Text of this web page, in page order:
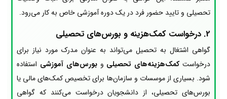
تحصیلی و تایید حضور فرد در یک دوره آموزشی خاص به کار می‌رود.
2. درخواست کمک‌هزینه و بورس‌های تحصیلی
گواهی اشتغال به تحصیل می‌تواند به عنوان مدرک مورد نیاز برای
درخواستکمک‌هزینه‌های تحصیلی وبورس‌های آموزشی استفاده
شود. بسیاری از موسسات و سازمان‌ها برای تخصیص کمک‌های مالی یا
بورس‌های تحصیلی، از دانشجویان درخواست می‌کنند که گواهی